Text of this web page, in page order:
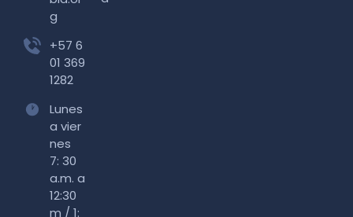
g
+57 6
01 369
1282
Lunes
a vier
nes
7: 30
a.m. a
12:30
m / 1: